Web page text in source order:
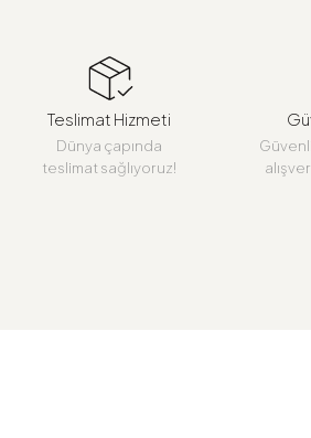
Teslimat Hizmeti
Dünya çapında
teslimat sağlıyoruz!